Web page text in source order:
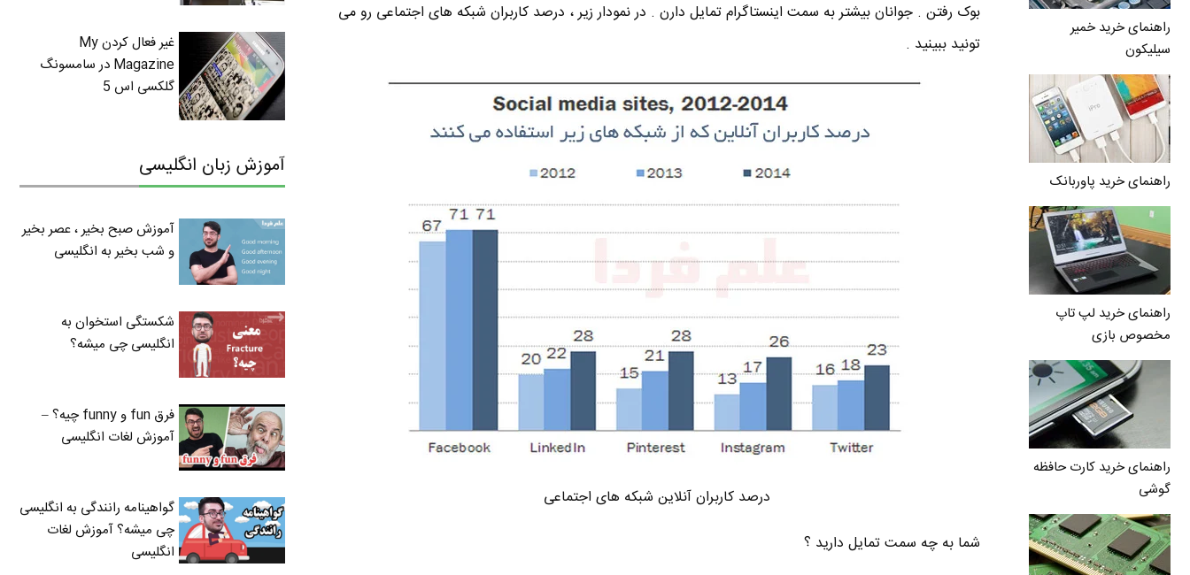
راهنمای خرید خمیر
سیلیکون
راهنمای خرید پاوربانک
راهنمای خرید لپ تاپ
مخصوص بازی
راهنمای خرید کارت حافظه
گوشی
بوک رفتن . جوانان بیشتر به سمت اینستاگرام تمایل دارن . در نمودار زیر ، درصد کاربران شبکه های اجتماعی رو می
تونید ببینید .
درصد کاربران آنلاین شبکه های اجتماعی
شما به چه سمت تمایل دارید ؟
غیر فعال کردن My
Magazine در سامسونگ
گلکسی اس 5
آموزش زبان انگلیسی
آموزش صبح بخیر ، عصر بخیر
و شب بخیر به انگلیسی
شکستگی استخوان به
انگلیسی چی میشه؟
فرق fun و funny چیه؟ –
آموزش لغات انگلیسی
گواهینامه رانندگی به انگلیسی
چی میشه؟ آموزش لغات
انگلیسی